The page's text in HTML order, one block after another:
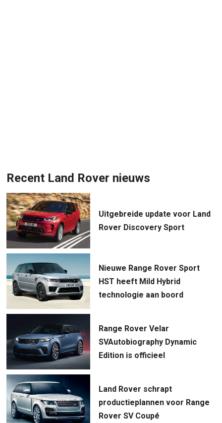
Recent Land Rover nieuws
Uitgebreide update voor Land
Rover Discovery Sport
Nieuwe Range Rover Sport
HST heeft Mild Hybrid
technologie aan boord
Range Rover Velar
SVAutobiography Dynamic
Edition is officieel
Land Rover schrapt
productieplannen voor Range
Rover SV Coupé